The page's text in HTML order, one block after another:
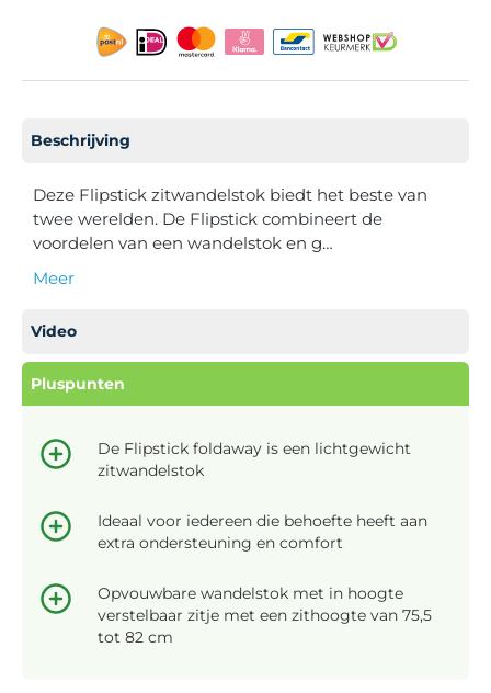
Beschrijving
Deze Flipstick zitwandelstok biedt het beste van
twee werelden. De Flipstick combineert de
voordelen van een wandelstok en g…
Meer
Video
Pluspunten
De Flipstick foldaway is een lichtgewicht
zitwandelstok
Ideaal voor iedereen die behoefte heeft aan
extra ondersteuning en comfort
Opvouwbare wandelstok met in hoogte
verstelbaar zitje met een zithoogte van 75,5
tot 82 cm